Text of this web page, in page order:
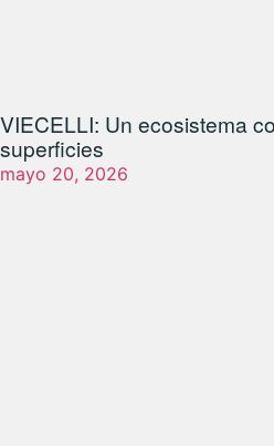
VIECELLI: Un ecosistema
superficies
mayo 20, 2026